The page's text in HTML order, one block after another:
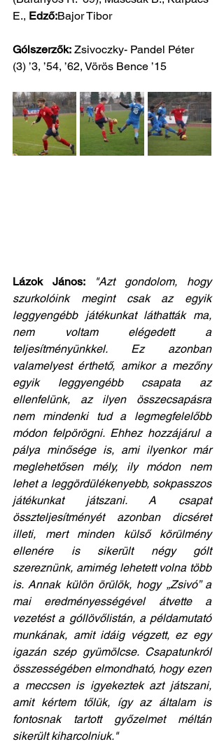
E., Edző:Bajor Tibor
Gólszerzők: Zsivoczky- Pandel Péter
(3) ’3, ’54, ’62, Vörös Bence ’15
Lázok János:
"Azt gondolom, hogy
szurkolóink megint csak az egyik
leggyengébb játékunkat láthatták ma,
nem voltam elégedett a
teljesítményünkkel. Ez azonban
valamelyest érthető, amikor a mezőny
egyik leggyengébb csapata az
ellenfelünk, az ilyen összecsapásra
nem mindenki tud a legmegfelelőbb
módon felpörögni. Ehhez hozzájárul a
pálya minősége is, ami ilyenkor már
meglehetősen mély, ily módon nem
lehet a leggördülékenyebb, sokpasszos
játékunkat játszani. A csapat
összteljesítményét azonban dicséret
illeti, mert minden külső körülmény
ellenére is sikerült négy gólt
szereznünk, amimég lehetett volna több
is. Annak külön örülök, hogy „Zsivó” a
mai eredményességével átvette a
vezetést a góllövőlistán, a példamutató
munkának, amit idáig végzett, ez egy
igazán szép gyümölcse. Csapatunkról
összességében elmondható, hogy ezen
a meccsen is igyekeztek azt játszani,
amit kértem tőlük, így az általam is
fontosnak tartott győzelmet méltán
sikerült kiharcolniuk."